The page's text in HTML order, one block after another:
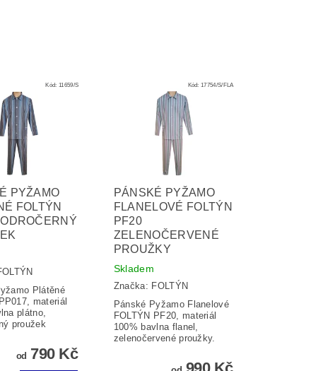
Kód: 11659/S
PYŽAMO
FOLTÝN
Plátěné
materiál
plátno,
proužek
od 790 Kč
Kód:17754/S/FLA
PÁNSKÉ PYŽAMO
FLANELOVÉ FOLTÝN
PF20
ZELENOČERVENÉ
PROUŽKY
Skladem
Značka: FOLTÝN
Pánské Pyžamo Flanelové
FOLTÝN PF20, materiál
100% bavlna flanel,
zelenočervené proužky.